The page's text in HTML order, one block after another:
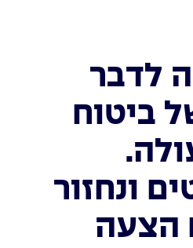
לדבר
ביטוח
ונחזור
הצעה